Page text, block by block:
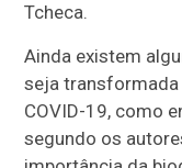
Tcheca.
Ainda existem
seja
COVID-19, como
segundo os